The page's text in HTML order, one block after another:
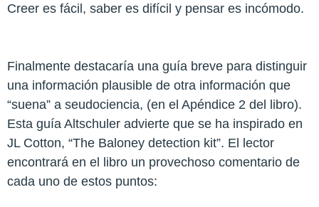
Creer es fácil, saber es difícil y pensar es incómodo.
Finalmente destacaría una guía breve para distinguir
una información plausible de otra información que
“suena” a seudociencia, (en el Apéndice 2 del libro).
Esta guía Altschuler advierte que se ha inspirado en
JL Cotton, “The Baloney detection kit”. El lector
encontrará en el libro un provechoso comentario de
cada uno de estos puntos: